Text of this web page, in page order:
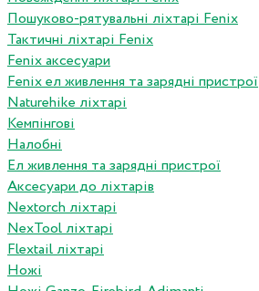
Пошуково-рятувальні ліхтарі Fenix
Тактичні ліхтарі Fenix
Fenix аксесуари
Fenix ел живлення та зарядні пристрої
Naturehike ліхтарі
Кемпінгові
Налобні
Ел живлення та зарядні пристрої
Аксесуари до ліхтарів
Nextorch ліхтарі
NexTool ліхтарі
Flextail ліхтарі
Ножі